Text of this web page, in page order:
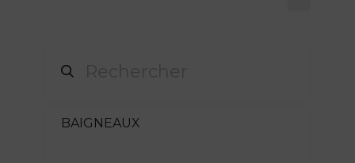
BAIGNEAUX